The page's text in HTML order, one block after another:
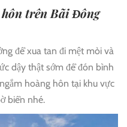
trên Bãi Đông
để xua tan đi mệt mỏi và
dậy thật sớm để đón bình
hoàng hôn tại khu vực
biển nhé.